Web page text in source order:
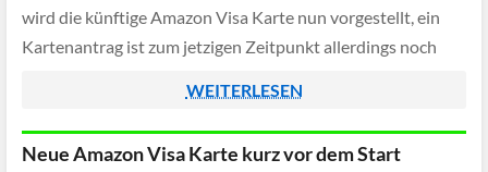
wird die künftige Amazon Visa Karte nun vorgestellt, ein
Kartenantrag ist zum jetzigen Zeitpunkt allerdings noch
WEITERLESEN
Neue Amazon Visa Karte kurz vor dem Start